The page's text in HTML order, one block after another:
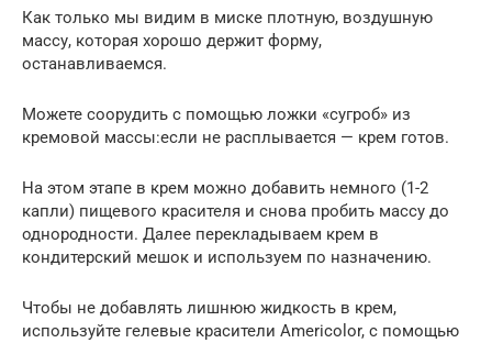
Как только мы видим в миске плотную, воздушную
массу, которая хорошо держит форму,
останавливаемся.
Можете соорудить с помощью ложки «сугроб» из
кремовой массы:если не расплывается — крем готов.
На этом этапе в крем можно добавить немного (1-2
капли) пищевого красителя и снова пробить массу до
однородности. Далее перекладываем крем в
кондитерский мешок и используем по назначению.
Чтобы не добавлять лишнюю жидкость в крем,
используйте гелевые красители Americolor, с помощью